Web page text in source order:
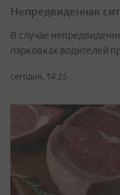
Непредвиденная
В случае
парковках водителей
сегодня, 14:25